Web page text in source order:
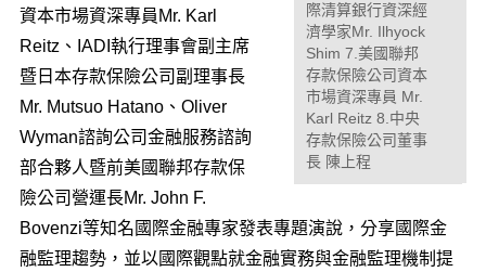
際清算銀行資深經
濟學家Mr. Ilhyock
Shim 7.美國聯邦
存款保險公司資本
市場資深專員 Mr.
Karl Reitz 8.中央
存款保險公司董事
長 陳上程
資本市場資深專員Mr. Karl
Reitz、IADI執行理事會副主席
暨日本存款保險公司副理事長
Mr. Mutsuo Hatano、Oliver
Wyman諮詢公司金融服務諮詢
部合夥人暨前美國聯邦存款保
險公司營運長Mr. John F.
Bovenzi等知名國際金融專家發表專題演說，分享國際金
融監理趨勢，並以國際觀點就金融實務與金融監理機制提